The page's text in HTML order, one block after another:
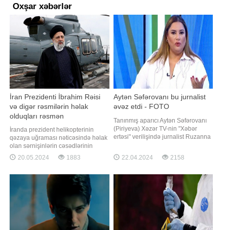
Oxşar xəbərlər
İran Prezidenti İbrahim Rəisi
və digər rəsmilərin həlak
olduqları rəsmən
TƏSDİQLƏNDİ
İranda prezident helikopterinin
qəzaya uğraması nəticəsində həlak
olan sərnişinlərin cəsədlərinin
tanınması prosesinə başlanılıb. Bu
barədə "Tasnim" agentliyi məlumat
prezidenti Möhsün Mənsuri
prezident İbrahim Rəisi və
nümayəndə heyətinin helikopter
qəzasınd
20.05.2024 1883
Aytən Səfərovanı bu jurnalist
əvəz etdi - FOTO
Tanınmış aparıcı Aytən Səfərovanı
(Piriyeva) Xəzər TV-nin "Xəbər
ertəsi" verilişində jurnalist Ruzanna
R.Kərimli artıq bu gündən işinin
icrasına başlayıb. Xatırlatma:
Noyabr prospekti ilə Sadıqcan
küçəsinin kəsişməsində İsmayı
22.04.2024 2158